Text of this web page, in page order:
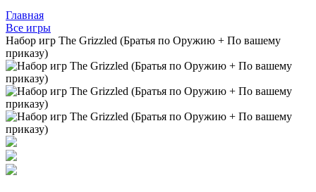
Главная
Все игры
Набор игр The Grizzled (Братья по Оружию + По вашему
приказу)